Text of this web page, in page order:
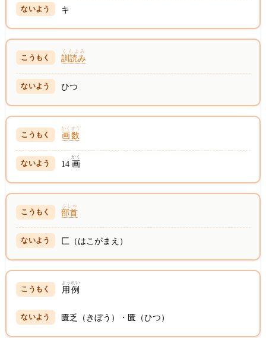
キ
訓読み
くんよみ
ひつ
画数
かくすう
14 画
かく
部首
ぶしゅ
匚（はこがまえ）
用例
ようれい
匱乏（きぼう）・匱（ひつ）